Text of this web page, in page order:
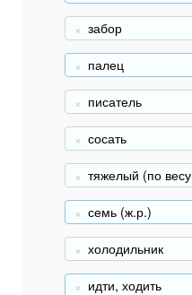
забор
палец
писатель
сосать
тяжелый (по весу
)
семь (ж.р.)
холодильник
идти, ходить